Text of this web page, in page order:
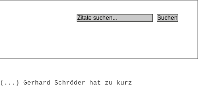
(...) Gerhard Schröder hat zu kurz